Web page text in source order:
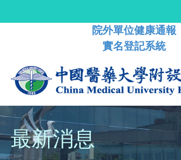
院外單位健康通報
實名登記系統
最新消息